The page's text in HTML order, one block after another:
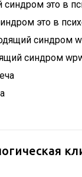
это в
синдром